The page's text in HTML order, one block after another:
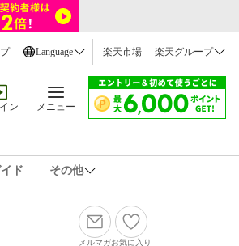
Language 楽天市場 楽天グループ
ン メニュー
ド その他
メルマガお気に入り